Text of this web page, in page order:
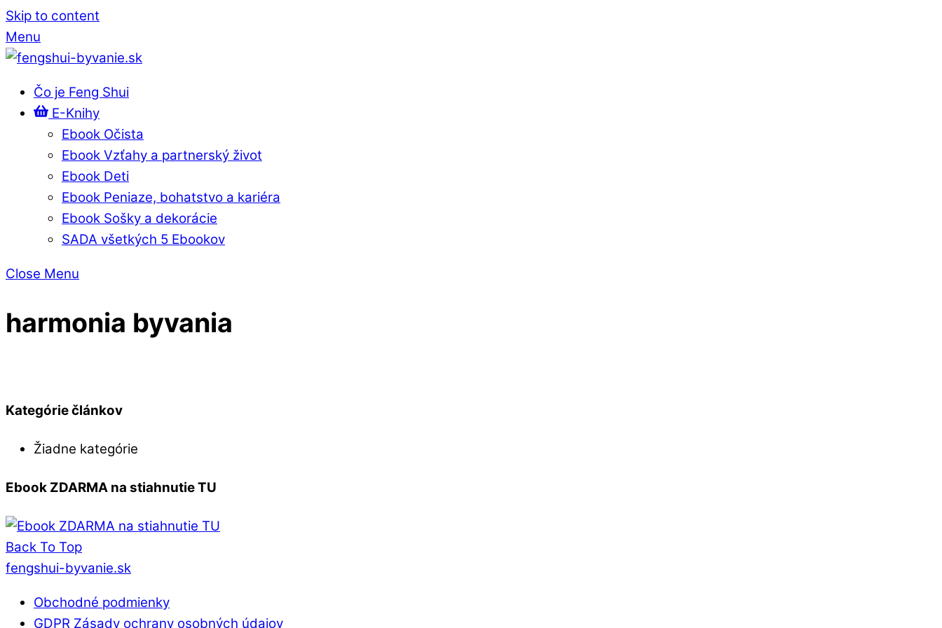
Skip to content
Menu
Čo je Feng Shui
E-Knihy
Ebook Očista
Ebook Vzťahy a partnerský život
Ebook Deti
Ebook Peniaze, bohatstvo a kariéra
Ebook Sošky a dekorácie
SADA všetkých 5 Ebookov
Close Menu
harmonia byvania
Kategórie článkov
Žiadne kategórie
Ebook ZDARMA na stiahnutie TU
Back To Top
fengshui-byvanie.sk
Obchodné podmienky
GDPR Zásady ochrany osobných údajov